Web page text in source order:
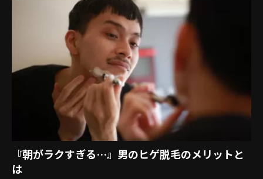
『朝がラクすぎる…』男のヒゲ脱毛のメリットと
は